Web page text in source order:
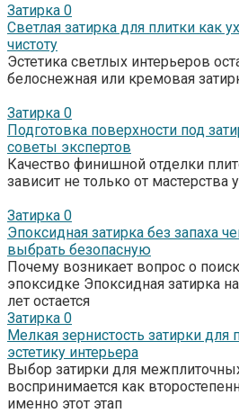
Затирка 0
Светлая затирка для плитки как
чистоту
Эстетика светлых интерьеров
белоснежная или кремовая
Затирка 0
Подготовка поверхности под
советы экспертов
Качество финишной отделки
зависит не только от мастерства
Затирка 0
Эпоксидная затирка без запаха
выбрать безопасную
Почему возникает вопрос о
эпоксидке Эпоксидная затирка
лет остается
Затирка 0
Мелкая зернистость затирки для
эстетику интерьера
Выбор затирки для
воспринимается как
именно этот этап